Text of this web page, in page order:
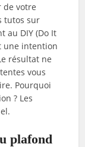
de votre
tutos sur
au DIY (Do It
une intention
résultat ne
vous
Pourquoi
? Les
plafond